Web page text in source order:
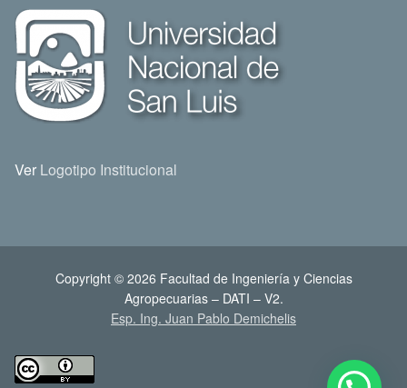
Ver Logotipo Institucional
Copyright © 2026 Facultad de Ingeniería y Ciencias
Agropecuarias – DATI – V2.
Esp. Ing. Juan Pablo Demichelis